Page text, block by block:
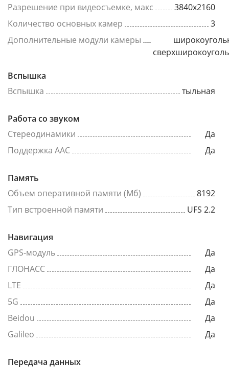
Разрешение при видеосъемке, макс
3840x2160
Количество основных камер
3
Дополнительные модули камеры
Вспышка
Вспышка
тыльная
Работа со звуком
Стереодинамики
Да
Поддержка AAC
Да
Память
Объем оперативной памяти (Мб)
8192
Тип встроенной памяти
UFS 2.2
Навигация
GPS-модуль
Да
ГЛОНАСС
Да
LTE
Да
5G
Да
Beidou
Да
Galileo
Да
Передача данных